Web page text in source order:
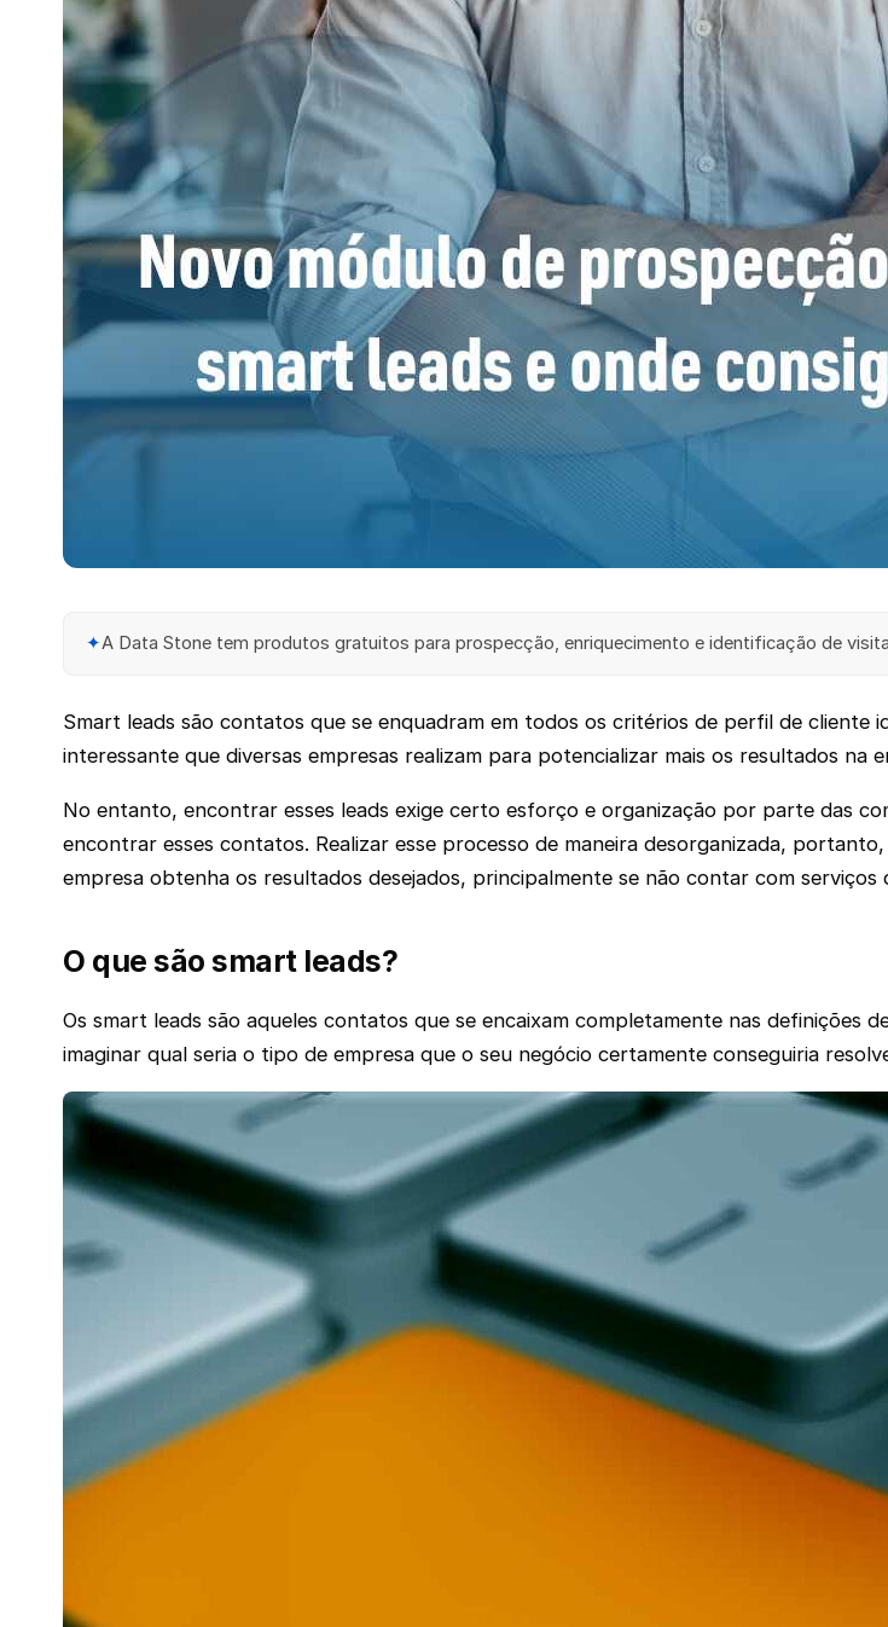
✦A Data Stone tem produtos gratuitos para prospecção, enriquecimento e identificação de
Smart leads são contatos que se enquadram em todos os critérios de perfil de cliente
interessante que diversas empresas realizam para potencializar mais os resultados na
No entanto, encontrar esses leads exige certo esforço e organização por parte das
encontrar esses contatos. Realizar esse processo de maneira desorganizada,
empresa obtenha os resultados desejados, principalmente se não contar com serviços
O que são smart leads?
Os smart leads são aqueles contatos que se encaixam completamente nas definições
imaginar qual seria o tipo de empresa que o seu negócio certamente conseguiria